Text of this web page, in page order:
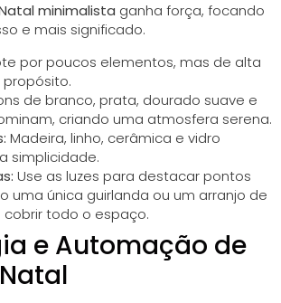
minimalista ganha força, focando
e mais significado.
por poucos elementos, mas de alta
de branco, prata, dourado suave e
criando uma atmosfera serena.
Madeira, linho, cerâmica e vidro
simplicidade.
Use as luzes para destacar pontos
uma única guirlanda ou um arranjo de
todo o espaço.
e Automação de